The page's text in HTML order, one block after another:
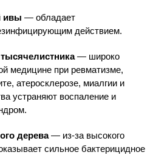
ивы — обладает
действием.
— широко
медицине при ревматизме,
атеросклерозе, миалгии и
устраняют воспаление и
дерева— из-за высокого
сильное бактерицидное